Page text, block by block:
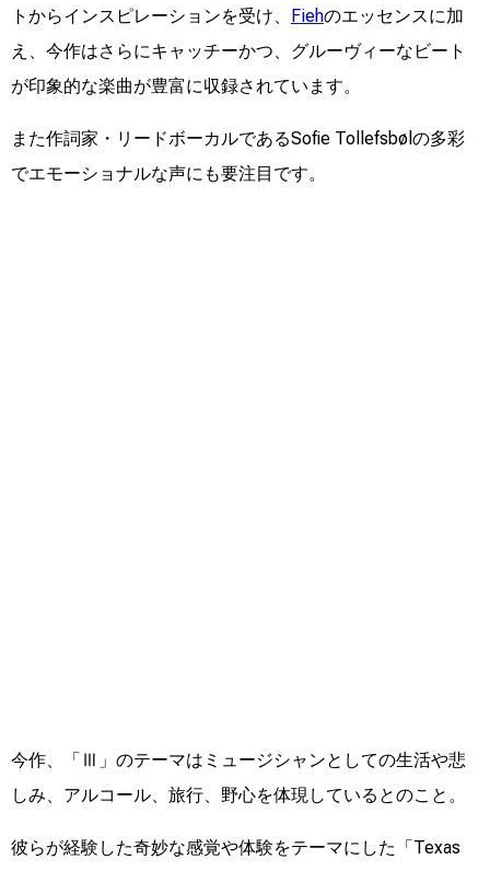
トからインスピレーションを受け、 Fiehのエッセンスに加
え、今作はさらにキャッチーかつ、グルーヴィーなビート
が印象的な楽曲が豊富に収録されています。
また作詞家・リードボーカルであるSofie Tollefsbølの多彩
でエモーショナルな声にも要注目です。
今作、「Ⅲ」のテーマはミュージシャンとしての生活や悲
しみ、アルコール、旅行、野心を体現しているとのこと。
彼らが経験した奇妙な感覚や体験をテーマにした「Texas